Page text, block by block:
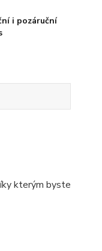
i pozáruční
kterým byste